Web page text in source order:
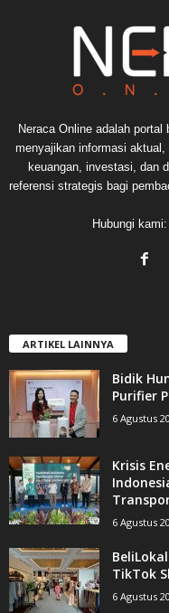
Neraca Online adalah
menyajikan informasi
keuangan, investasi, dan
referensi strategis bagi
Hubungi kami:
ARTIKEL LAINNYA
Bidik
Purifier
6 Agustus
Krisis
6 Agustus
TikTok
6 Agustus